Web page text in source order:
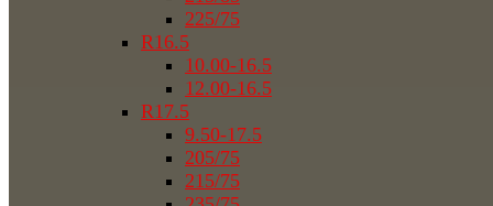
225/75
R16.5
10.00-16.5
12.00-16.5
R17.5
9.50-17.5
205/75
215/75